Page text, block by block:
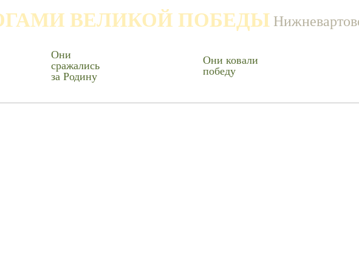
ВЕЛИКОЙ ПОБЕДЫ
Они
сражались
за Родину
Они ковали
победу